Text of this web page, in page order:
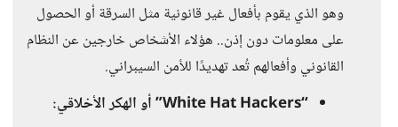
وهو الذي يقوم بأفعال غير قانونية مثل السرقة أو الحصول
على معلومات دون إذن.. هؤلاء الأشخاص خارجين عن النظام
القانوني وأفعالهم تُعد تهديدًا للأمن السيبراني.
“White Hat Hackers” أو الهكر الأخلاقي: